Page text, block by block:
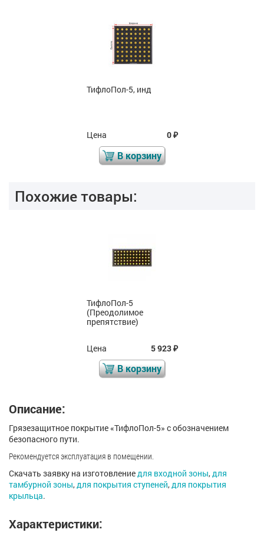
ТифлоПол-5, инд
Цена 0₽
В корзину
Похожие товары:
ТифлоПол-5
(Преодолимое
препятствие)
Цена 5 923₽
В корзину
Описание:
Грязезащитное покрытие «ТифлоПол-5» с обозначением
безопасного пути.
Рекомендуется эксплуатация в помещении.
Скачать заявку на изготовлениедля входной зоны,для
тамбурной зоны,для покрытия ступеней,для покрытия
крыльца.
Характеристики: